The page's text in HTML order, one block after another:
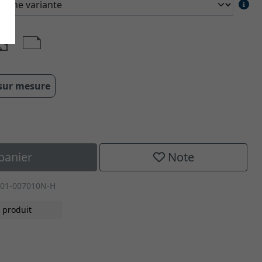
mesure
Note
007010N-H
produit